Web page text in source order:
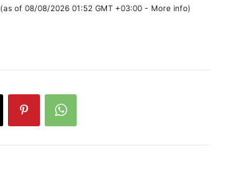
(as of 08/08/2026 01:52 GMT +03:00 - More info)